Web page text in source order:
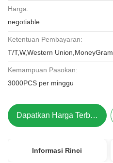
Harga:
negotiable
Ketentuan Pembayaran:
T/T,W,Western Union,MoneyGram
Kemampuan Pasokan:
3000PCS per minggu
Dapatkan Harga Terbaik
Informasi Rinci